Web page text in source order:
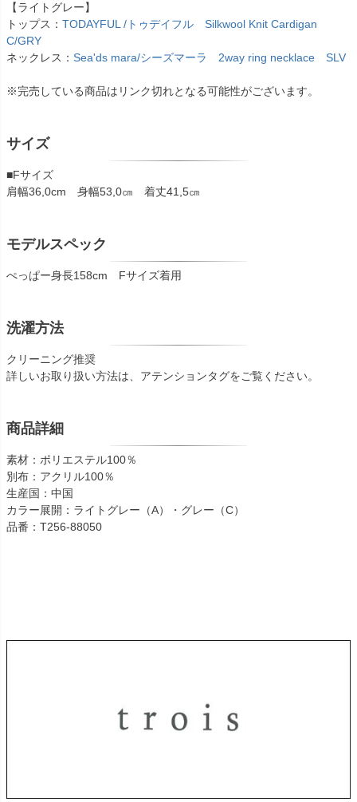
【ライトグレー】
トップス： TODAYFUL /トゥデイフル Silkwool Knit Cardigan
C/GRY
ネックレス： Sea'ds mara/シーズマーラ 2way ring necklace SLV
※完売している商品はリンク切れとなる可能性がございます。
サイズ
■Fサイズ
肩幅36,0cm 身幅53,0㎝ 着丈41,5㎝
モデルスペック
ぺっぱー身長158cm Fサイズ着用
洗濯方法
クリーニング推奨
詳しいお取り扱い方法は、アテンションタグをご覧ください。
商品詳細
素材：ポリエステル100％
別布：アクリル100％
生産国：中国
カラー展開：ライトグレー（A）・グレー（C）
品番：T256-88050